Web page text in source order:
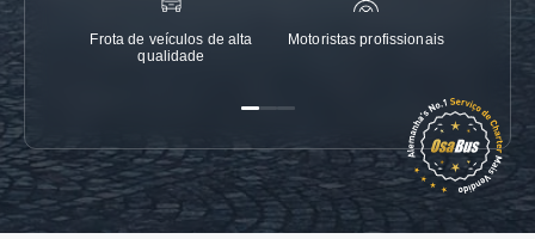
Frota de veículos de alta
qualidade
Motoristas profissionais